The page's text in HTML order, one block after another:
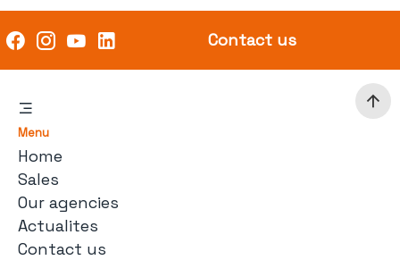
Contact us
Menu
Home
Sales
Our agencies
Actualites
Contact us